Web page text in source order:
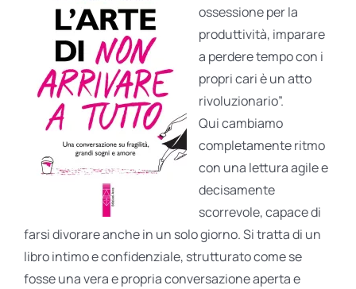
ossessione per la
produttività, imparare
a perdere tempo con i
propri cari è un atto
rivoluzionario”.
Qui cambiamo
completamente ritmo
con una lettura agile e
decisamente
scorrevole, capace di
farsi divorare anche in un solo giorno. Si tratta di un
libro intimo e confidenziale, strutturato come se
fosse una vera e propria conversazione aperta e